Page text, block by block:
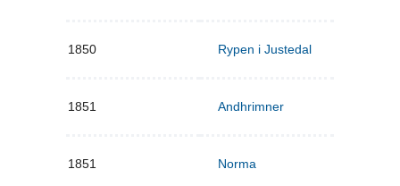
1850 Rypen i Justedal
1851 Andhrimner
1851 Norma